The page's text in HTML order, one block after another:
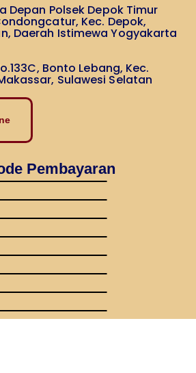
Depan Polsek Depok Timur
Kec. Depok,
Daerah Istimewa Yogyakarta
Bonto Lebang, Kec.
Sulawesi Selatan
Pembayaran